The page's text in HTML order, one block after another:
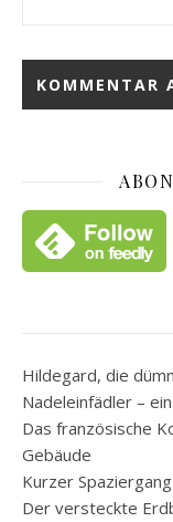
Hildegard, die
Nadeleinfädler –
Das französische
Gebäude
Kurzer
Der versteckte